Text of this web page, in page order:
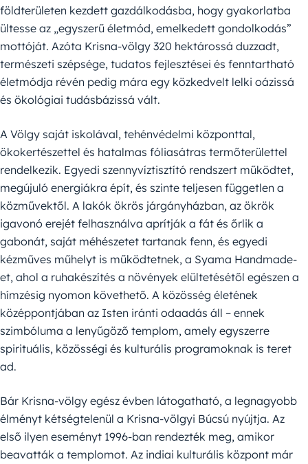
földterületen kezdett gazdálkodásba, hogy gyakorlatba
ültesse az „egyszerű életmód, emelkedett gondolkodás”
mottóját. Azóta Krisna-völgy 320 hektárossá duzzadt,
természeti szépsége, tudatos fejlesztései és fenntartható
életmódja révén pedig mára egy közkedvelt lelki oázissá
és ökológiai tudásbázissá vált.
A Völgy saját iskolával, tehénvédelmi központtal,
ökokertészettel és hatalmas fóliasátras termőterülettel
rendelkezik. Egyedi szennyvíztisztító rendszert működtet,
megújuló energiákra épít, és szinte teljesen független a
közművektől. A lakók ökrös járgányházban, az ökrök
igavonó erejét felhasználva aprítják a fát és őrlik a
gabonát, saját méhészetet tartanak fenn, és egyedi
kézműves műhelyt is működtetnek, a Syama Handmade-
et, ahol a ruhakészítés a növények elültetésétől egészen a
hímzésig nyomon követhető. A közösség életének
középpontjában az Isten iránti odaadás áll – ennek
szimbóluma a lenyűgöző templom, amely egyszerre
spirituális, közösségi és kulturális programoknak is teret
ad.
Bár Krisna-völgy egész évben látogatható, a legnagyobb
élményt kétségtelenül a Krisna-völgyi Búcsú nyújtja. Az
első ilyen eseményt 1996-ban rendezték meg, amikor
beavatták a templomot. Az indiai kulturális központ már